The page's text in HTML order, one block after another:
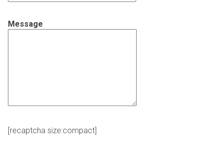
Message
[recaptcha size:compact]